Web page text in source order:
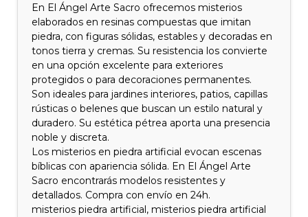
En El Ángel Arte Sacro ofrecemos misterios
elaborados en resinas compuestas que imitan
piedra, con figuras sólidas, estables y decoradas en
tonos tierra y cremas. Su resistencia los convierte
en una opción excelente para exteriores
protegidos o para decoraciones permanentes.
Son ideales para jardines interiores, patios, capillas
rústicas o belenes que buscan un estilo natural y
duradero. Su estética pétrea aporta una presencia
noble y discreta.
Los misterios en piedra artificial evocan escenas
bíblicas con apariencia sólida. En El Ángel Arte
Sacro encontrarás modelos resistentes y
detallados. Compra con envío en 24h.
misterios piedra artificial, misterios piedra artificial